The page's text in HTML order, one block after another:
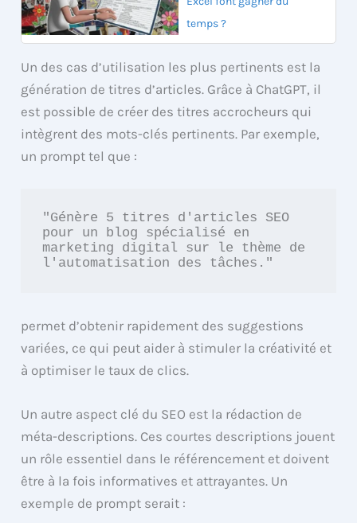
temps ?
Un des cas d’utilisation les plus pertinents est la
génération de titres d’articles. Grâce à ChatGPT, il
est possible de créer des titres accrocheurs qui
intègrent des mots-clés pertinents. Par exemple,
un prompt tel que :
"Génère 5 titres d'articles SEO
pour un blog spécialisé en
marketing digital sur le thème de
l'automatisation des tâches."
permet d’obtenir rapidement des suggestions
variées, ce qui peut aider à stimuler la créativité et
à optimiser le taux de clics.
Un autre aspect clé du SEO est la rédaction de
méta-descriptions. Ces courtes descriptions jouent
un rôle essentiel dans le référencement et doivent
être à la fois informatives et attrayantes. Un
exemple de prompt serait :